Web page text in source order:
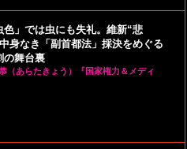
色」では虫にも失礼。維新“悲
身なき「副首都法」採決をめぐる
の舞台裏
（あらたきょう）『国家権力＆メディ